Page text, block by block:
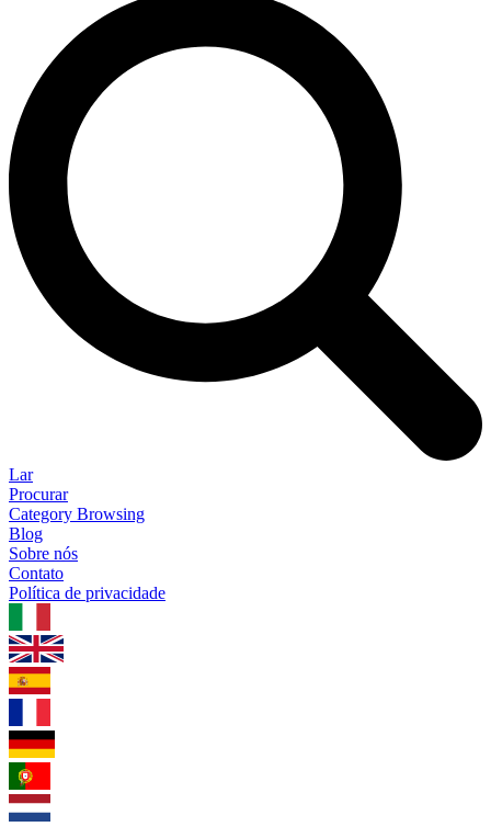
Lar
Procurar
Category Browsing
Blog
Sobre nós
Contato
Política de privacidade